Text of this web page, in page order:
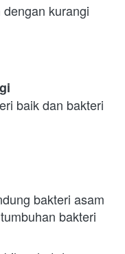
kurangi
baik dan bakteri
bakteri asam
bakteri